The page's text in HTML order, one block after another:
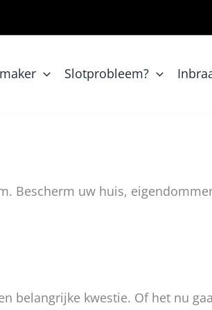
Slotprobleem?
Bescherm uw huis,
belangrijke kwestie. Of het nu